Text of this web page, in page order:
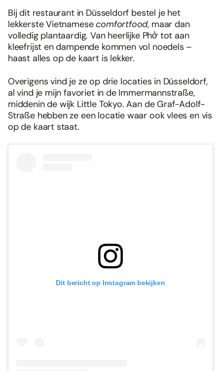
Bij dit restaurant in Düsseldorf bestel je het
lekkerste Vietnamesecomfortfood, maar dan
volledig plantaardig. Van heerlijke Phở tot aan
kleefrijst en dampende kommen vol noedels –
haast alles op de kaart is lekker.
Overigens vind je ze op drie locaties in Düsseldorf,
al vind je mijn favoriet in de Immermannstraße,
middenin de wijk Little Tokyo. Aan de Graf-Adolf-
Straße hebben ze een locatie waar ook vlees en vis
op de kaart staat.
Dit bericht op Instagram bekijken